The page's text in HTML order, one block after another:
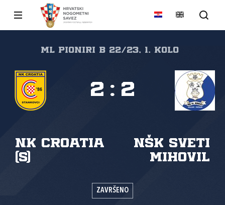
ML PIONIRI B 22/23, 1. kolo
NK Croatia
(S)
NŠK Sveti
Mihovil
2 : 2
ZAVRŠENO